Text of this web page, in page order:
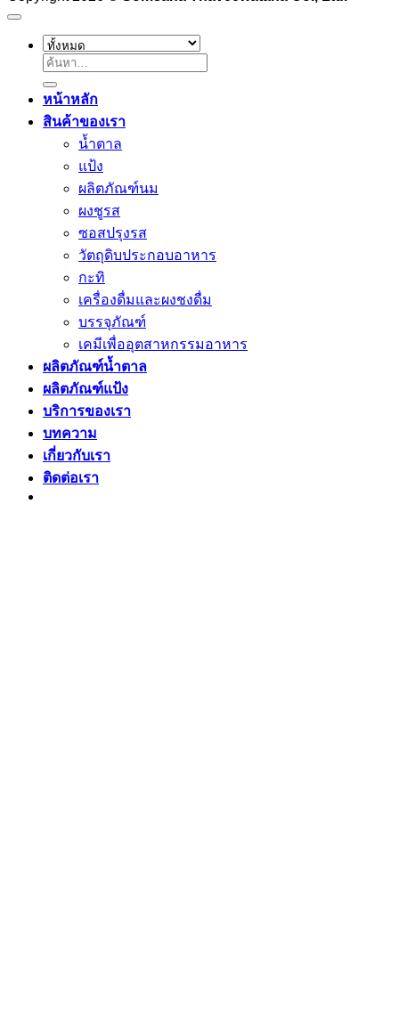
ค้นหา:
หน้าหลัก
สินค้าของเรา
น้ำตาล
แป้ง
ผลิตภัณฑ์นม
ผงชูรส
ซอสปรุงรส
วัตถุดิบประกอบอาหาร
กะทิ
เครื่องดื่มและผงชงดื่ม
บรรจุภัณฑ์
เคมีเพื่ออุตสาหกรรมอาหาร
ผลิตภัณฑ์น้ำตาล
ผลิตภัณฑ์แป้ง
บริการของเรา
บทความ
เกี่ยวกับเรา
ติดต่อเรา